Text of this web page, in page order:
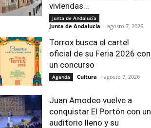
viviendas...
Junta de Andalucía
Junta de Andalucía - agosto 7, 2026
Torrox busca el cartel
oficial de su Feria 2026 con
un concurso
Agenda Cultura - agosto 7, 2026
Juan Amodeo vuelve a
conquistar El Portón con un
auditorio lleno y su